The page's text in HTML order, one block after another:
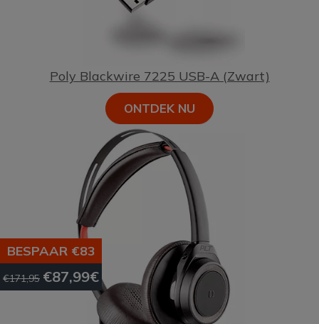
Poly Blackwire 7225 USB-A (Zwart)
ONTDEK NU
BESPAAR €83
€171,95 €87,99€